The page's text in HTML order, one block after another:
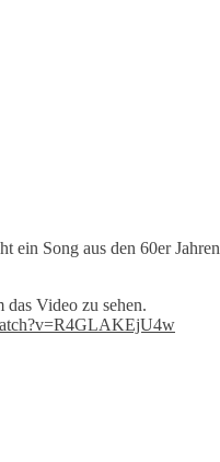
ein Song aus den 60er
Video zu sehen.